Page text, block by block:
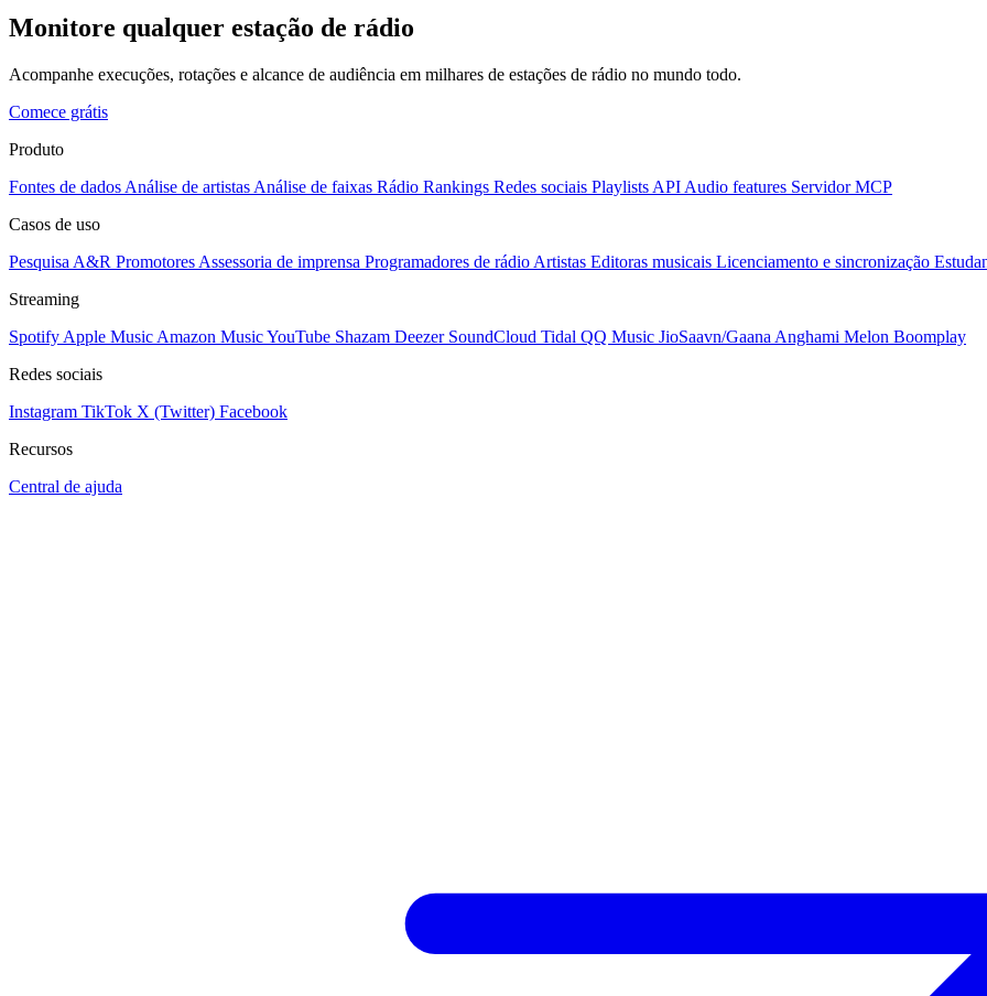
Monitore qualquer estação de rádio
Acompanhe execuções, rotações e alcance de audiência em milhares de estações de rádio no mundo todo.
Comece grátis
Produto
Fontes de dados Análise de artistas Análise de faixas Rádio Rankings Redes sociais Playlists API Audio features Servidor MCP
Casos de uso
Pesquisa A&R Promotores Assessoria de imprensa Programadores de rádio Artistas Editoras musicais Licenciamento e sincronização
Streaming
Spotify Apple Music Amazon MusicYouTube Shazam Deezer SoundCloud Tidal QQ Music JioSaavn/Gaana Anghami Melon Boomplay
Redes sociais
Instagram TikTok X (Twitter) Facebook
Recursos
Central de ajuda